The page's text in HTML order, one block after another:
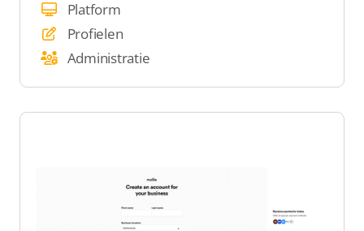
Platform
Profielen
Administratie